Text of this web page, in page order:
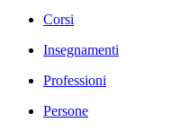
Corsi
Insegnamenti
Professioni
Persone